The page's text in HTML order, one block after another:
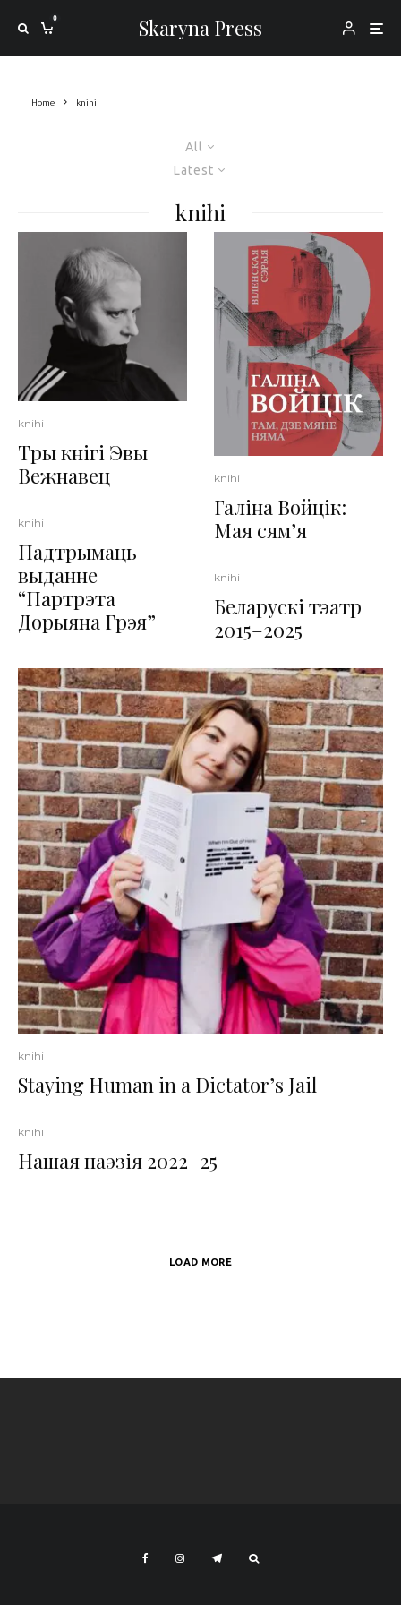
0 Skaryna Press
Home knihi
All
Latest
knihi
knihi
Тры кнігі Эвы
Вежнавец
knihi
Падтрымаць
выданне
“Партрэта
Дорыяна Грэя”
knihi
Галіна Войцік:
Мая сям’я
knihi
Беларускі тэатр
2015–2025
knihi
Staying Human in a Dictator’s Jail
knihi
Нашая паэзія 2022–25
LOAD MORE